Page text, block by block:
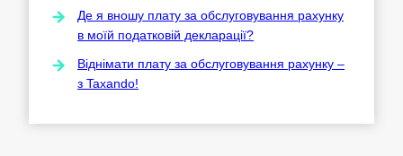
Де я вношу плату за обслуговування рахунку
в моїй податковій декларації?
Віднімати плату за обслуговування рахунку –
з Taxando!